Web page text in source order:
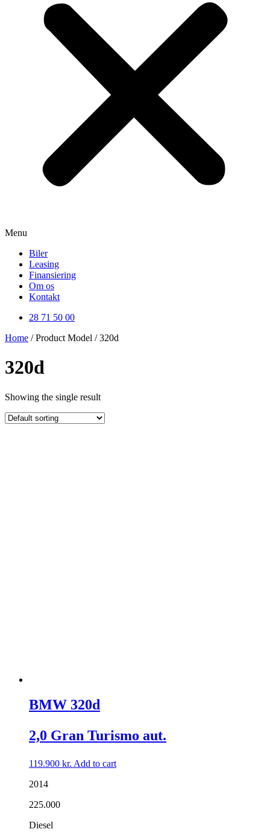
Menu
Biler
Leasing
Finansiering
Om os
Kontakt
28 71 50 00
Home / Product Model / 320d
320d
Showing the single result
BMW 320d
2,0 Gran Turismo aut.
119.900 kr. Add to cart
2014
225.000
Diesel